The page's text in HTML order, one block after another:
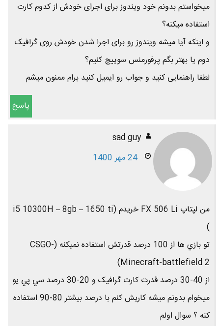
میخواستم بدونم خود ویندوز برای اجرای خودش از کدوم کارت
استفاده میکنه؟
و اینکه آیا میشه ویندوز رو برای اجرا شدن خودش روی گرافیک
دوم یا بهتر بگم پرفورمنس سوییچ کنیم؟
لطفا راهنمایی کنید و جواب رو ایمیل کنید برام ممنون میشم
پاسخ
sad guy
24 مهر 1400
من لپتاپ FX 506 Li خريدم (i5 10300H – 8gb – 1650 ti
)
تو بازي ها از 100 درصد قدرتش استفاده نميکنه (CSGO-
Minecraft-battlefield 2)
از 40-30 درصد قدرت کارت گرافيک و 20-30 درصد سي پي يو
ميخوام بدونم ميشه کاريش کنم با درصد بيشتر 80-90 استفاده
کنه ؟ سوال اولم